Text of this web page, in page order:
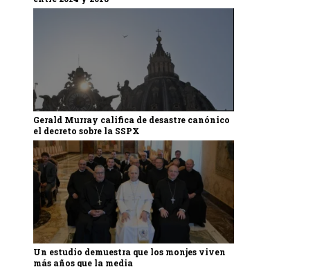
Gerald Murray califica de desastre canónico
el decreto sobre la SSPX
Un estudio demuestra que los monjes viven
más años que la media